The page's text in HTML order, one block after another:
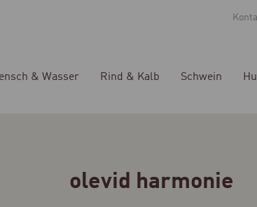
& Wasser Rind & Kalb Schwein
olevid harmonie